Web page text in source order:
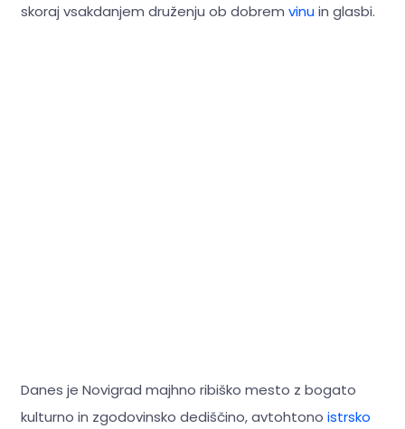
skoraj vsakdanjem druženju ob dobrem vinuin glasbi.
Danes je Novigrad majhno ribiško mesto z bogato
kulturno in zgodovinsko dediščino, avtohtono istrsko